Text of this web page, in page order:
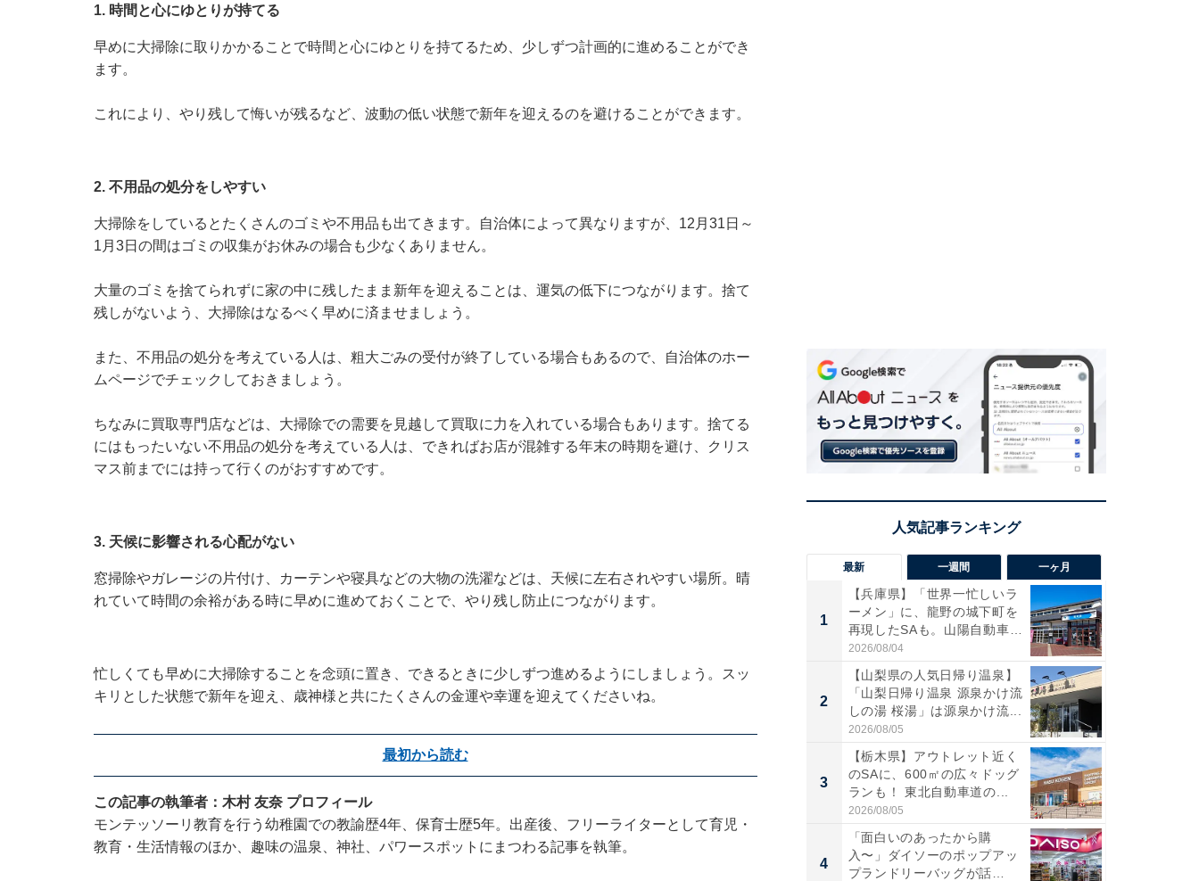
1. 時間と心にゆとりが持てる
早めに大掃除に取りかかることで時間と心にゆとりを持てるため、少しずつ計画的に進めることができ
ます。
これにより、やり残して悔いが残るなど、波動の低い状態で新年を迎えるのを避けることができます。
2. 不用品の処分をしやすい
大掃除をしているとたくさんのゴミや不用品も出てきます。自治体によって異なりますが、12月31日～
1月3日の間はゴミの収集がお休みの場合も少なくありません。
大量のゴミを捨てられずに家の中に残したまま新年を迎えることは、運気の低下につながります。捨て
残しがないよう、大掃除はなるべく早めに済ませましょう。
また、不用品の処分を考えている人は、粗大ごみの受付が終了している場合もあるので、自治体のホー
ムページでチェックしておきましょう。
ちなみに買取専門店などは、大掃除での需要を見越して買取に力を入れている場合もあります。捨てる
にはもったいない不用品の処分を考えている人は、できればお店が混雑する年末の時期を避け、クリス
マス前までには持って行くのがおすすめです。
3. 天候に影響される心配がない
窓掃除やガレージの片付け、カーテンや寝具などの大物の洗濯などは、天候に左右されやすい場所。晴
れていて時間の余裕がある時に早めに進めておくことで、やり残し防止につながります。
忙しくても早めに大掃除することを念頭に置き、できるときに少しずつ進めるようにしましょう。スッ
キリとした状態で新年を迎え、歳神様と共にたくさんの金運や幸運を迎えてくださいね。
最初から読む
この記事の執筆者：木村 友奈 プロフィール
モンテッソーリ教育を行う幼稚園での教諭歴4年、保育士歴5年。出産後、フリーライターとして育児・
教育・生活情報のほか、趣味の温泉、神社、パワースポットにまつわる記事を執筆。
最新 一週間 一ヶ月
1
【兵庫県】「世界一忙しいラ
ーメン」に、龍野の城下町を
再現したSAも。山陽自動車
道...
2026/08/04
2
【山梨県の人気日帰り温泉】
「山梨日帰り温泉 源泉かけ流
しの湯 桜湯」は源泉かけ流...
2026/08/05
3
【栃木県】アウトレット近く
のSAに、600㎡の広々ドッグ
ランも！ 東北自動車道の...
2026/08/05
4
「面白いのあったから購
入〜」ダイソーのポップアッ
プランドリーバッグが話